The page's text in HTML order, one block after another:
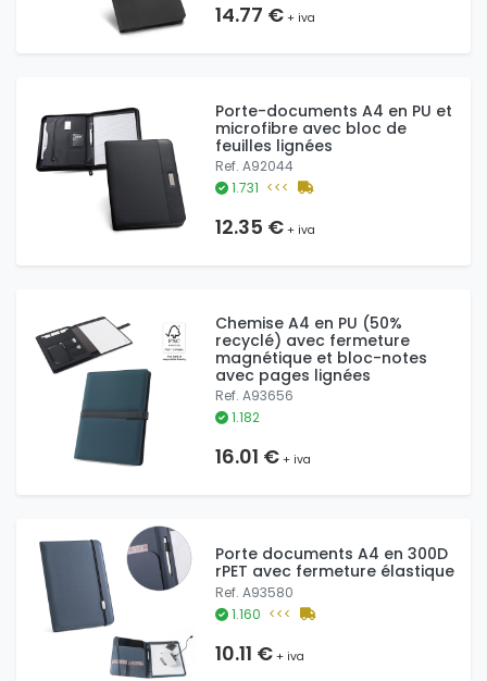
14.77 €+ iva
Porte-documents A4 en PU et
microfibre avec bloc de
feuilles lignées
Ref. A92044
1.731 <<<
12.35 €+ iva
Chemise A4 en PU (50%
recyclé) avec fermeture
magnétique et bloc-notes
avec pages lignées
Ref. A93656
1.182
16.01 €+ iva
Porte documents A4 en 300D
rPET avec fermeture élastique
Ref. A93580
1.160 <<<
10.11 €+ iva